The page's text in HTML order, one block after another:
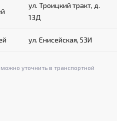
ул. Троицкий тракт, д.
13Д
ул. Енисейская, 53И
уточнить в транспортной